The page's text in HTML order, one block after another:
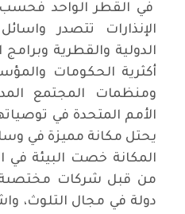
في القطر الواحد فحسب
الإنذارات تتصدر
الدولية والقطرية
أكثرية الحكومات
ومنظمات المجتمع
الأمم المتحدة في
يحتل مكانة مميزة في
المكانة خصت البيئة في
من قبل شركات مختصىة
دولة في مجال التلوث،